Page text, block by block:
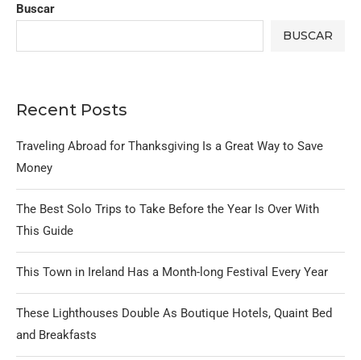
Buscar
BUSCAR
Recent Posts
Traveling Abroad for Thanksgiving Is a Great Way to Save
Money
The Best Solo Trips to Take Before the Year Is Over With
This Guide
This Town in Ireland Has a Month-long Festival Every Year
These Lighthouses Double As Boutique Hotels, Quaint Bed
and Breakfasts